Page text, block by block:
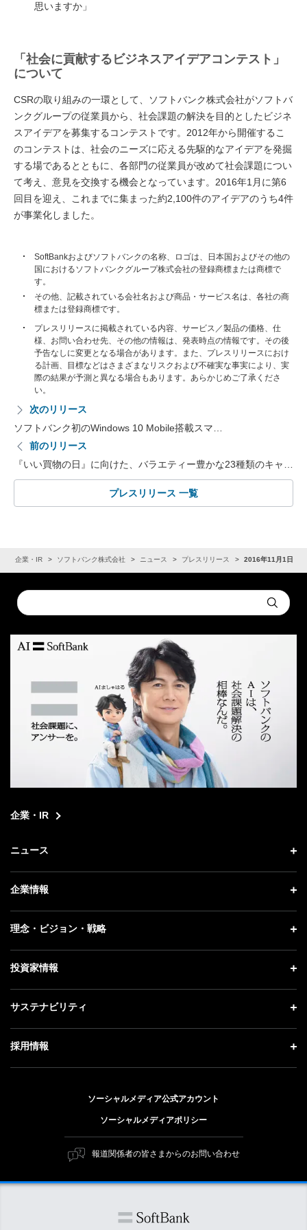
思いますか」
「社会に貢献するビジネスアイデアコンテスト」
について
CSRの取り組みの一環として、ソフトバンク株式会社がソフトバ
ンクグループの従業員から、社会課題の解決を目的としたビジネ
スアイデアを募集するコンテストです。2012年から開催するこ
のコンテストは、社会のニーズに応える先駆的なアイデアを発掘
する場であるとともに、各部門の従業員が改めて社会課題につい
て考え、意見を交換する機会となっています。2016年1月に第6
回目を迎え、これまでに集まった約2,100件のアイデアのうち4件
が事業化しました。
SoftBankおよびソフトバンクの名称、ロゴは、日本国およびその他の
国におけるソフトバンクグループ株式会社の登録商標または商標で
す。
その他、記載されている会社名および商品・サービス名は、各社の商
標または登録商標です。
プレスリリースに掲載されている内容、サービス／製品の価格、仕
様、お問い合わせ先、その他の情報は、発表時点の情報です。その後
予告なしに変更となる場合があります。また、プレスリリースにおけ
る計画、目標などはさまざまなリスクおよび不確実な事実により、実
際の結果が予測と異なる場合もあります。あらかじめご了承くださ
い。
次のリリース
ソフトバンク初のWindows 10 Mobile搭載スマ…
前のリリース
『いい買物の日』に向けた、バラエティー豊かな23種類のキャ…
プレスリリース 一覧
企業・IR ソフトバンク株式会社 ニュース プレスリリース 2016年11月1日
Conduct
a
Submit
企業・IR
ニュース
ニュース トップ
プレスリリース
更新情報
企業情報
企業情報 トップ
社長メッセージ
事業紹介
理念・ビジョン・戦略
理念・ビジョン・戦略 トップ
成長戦略「Activate AI for Society」
人材戦略
投資家情報
投資家情報 トップ
経営方針
サステナビリティ
サステナビリティ トップ
トップメッセージ
ESG方針・体制
マテリアリティ（重要課題）
ESGの主な取り組み
採用情報
キャリア採用
障がい者採用
ソーシャルメディア公式アカウント
ソーシャルメディアポリシー
報道関係者の皆さまからのお問い合わせ